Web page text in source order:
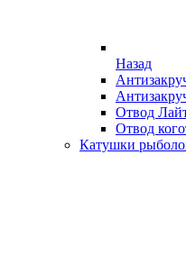
Назад
Отвод
Отвод
Катушки